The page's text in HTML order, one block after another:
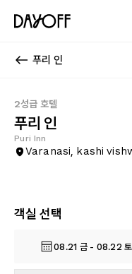
푸리 인
2성급 호텔
푸리 인
Puri Inn
Varanasi, kashi
객실 선택
08.21 금 - 08.22 토